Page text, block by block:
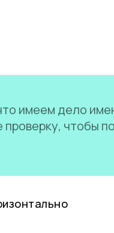
имеем дело
чтобы